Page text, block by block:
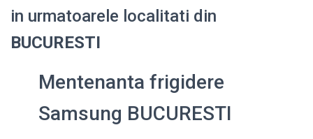
in urmatoarele localitati din
BUCURESTI
Mentenanta frigidere
Samsung BUCURESTI